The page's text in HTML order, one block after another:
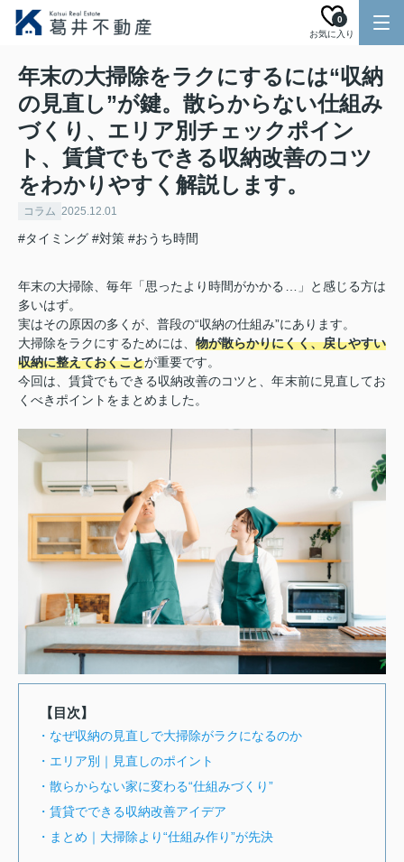
お気に入り
0
年末の大掃除をラクにするには“収納
の見直し”が鍵。散らからない仕組み
づくり、エリア別チェックポイン
ト、賃貸でもできる収納改善のコツ
をわかりやすく解説します。
コラム 2025.12.01
#タイミング #対策 #おうち時間
年末の大掃除、毎年「思ったより時間がかかる…」と感じる方は
多いはず。
実はその原因の多くが、普段の“収納の仕組み”にあります。
大掃除をラクにするためには、 物が散らかりにくく、戻しやすい
収納に整えておくことが重要です。
今回は、賃貸でもできる収納改善のコツと、年末前に見直してお
くべきポイントをまとめました。
【目次】
・なぜ収納の見直しで大掃除がラクになるのか
・エリア別｜見直しのポイント
・散らからない家に変わる“仕組みづくり”
・賃貸でできる収納改善アイデア
・まとめ｜大掃除より“仕組み作り”が先決